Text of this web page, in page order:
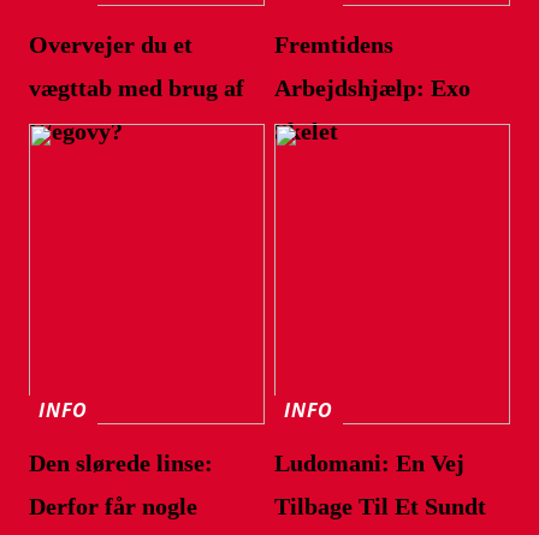
Overvejer du et
vægttab med brug af
Wegovy?
Fremtidens
Arbejdshjælp: Exo
Skelet
INFO
Den slørede linse:
Derfor får nogle
INFO
Ludomani: En Vej
Tilbage Til Et Sundt